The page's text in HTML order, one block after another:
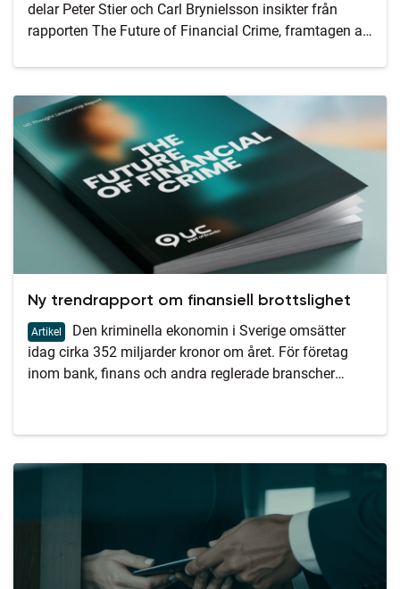
delar Peter Stier och Carl Brynielsson insikter från
rapporten The Future of Financial Crime, framtagen av
Ny trendrapport om finansiell brottslighet
Artikel
Den kriminella ekonomin i Sverige omsätter
idag cirka 352 miljarder kronor om året. För företag
inom bank, finans och andra reglerade branscher
minska riskerna och fatta snabbare, tryggare beslut i
en allt mer komplex verklighet.